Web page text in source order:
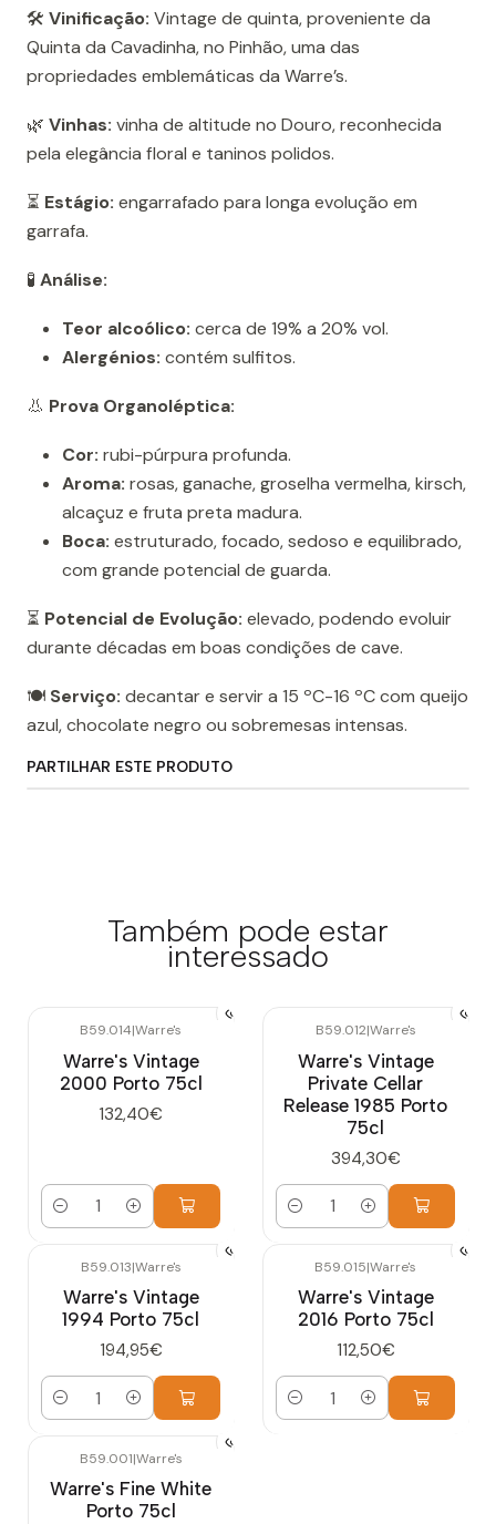
🛠️ Vinificação: Vintage de quinta, proveniente da
Quinta da Cavadinha, no Pinhão, uma das
propriedades emblemáticas da Warre’s.
🌿 Vinhas: vinha de altitude no Douro, reconhecida
pela elegância floral e taninos polidos.
⏳ Estágio: engarrafado para longa evolução em
garrafa.
🧪 Análise:
Teor alcoólico: cerca de 19% a 20% vol.
Alergénios: contém sulfitos.
👃 Prova Organoléptica:
Cor: rubi-púrpura profunda.
Aroma: rosas, ganache, groselha vermelha, kirsch,
alcaçuz e fruta preta madura.
Boca: estruturado, focado, sedoso e equilibrado,
com grande potencial de guarda.
⏳ Potencial de Evolução: elevado, podendo evoluir
durante décadas em boas condições de cave.
🍽️ Serviço: decantar e servir a 15 ºC-16 ºC com queijo
azul, chocolate negro ou sobremesas intensas.
PARTILHAR ESTE PRODUTO
Também pode estar
interessado
B59.014|Warre's
Warre's Vintage
2000 Porto 75cl
132,40€
Quantidade
B59.012|Warre's
Warre's Vintage
Private Cellar
Release 1985 Porto
75cl
394,30€
Quantidade
B59.013|Warre's
Warre's Vintage
1994 Porto 75cl
194,95€
Quantidade
B59.015|Warre's
Warre's Vintage
2016 Porto 75cl
112,50€
Quantidade
B59.001|Warre's
Warre's Fine White
Porto 75cl